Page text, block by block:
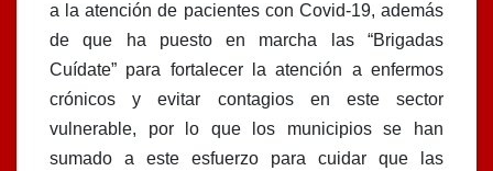
a la atención de pacientes con Covid-19, además
de que ha puesto en marcha las “Brigadas
Cuídate” para fortalecer la atención a enfermos
crónicos y evitar contagios en este sector
vulnerable, por lo que los municipios se han
sumado a este esfuerzo para cuidar que las